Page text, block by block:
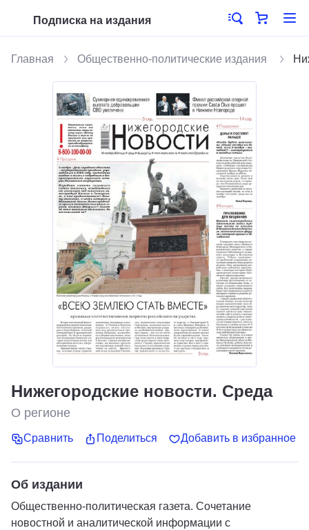
Подписка на издания
Главная Общественно-политические издания
Нижегородские новости. Среда
О регионе
Сравнить Поделиться Добавить в избранное
Об издании
Общественно-политическая газета. Сочетание
новостной и аналитической информации с